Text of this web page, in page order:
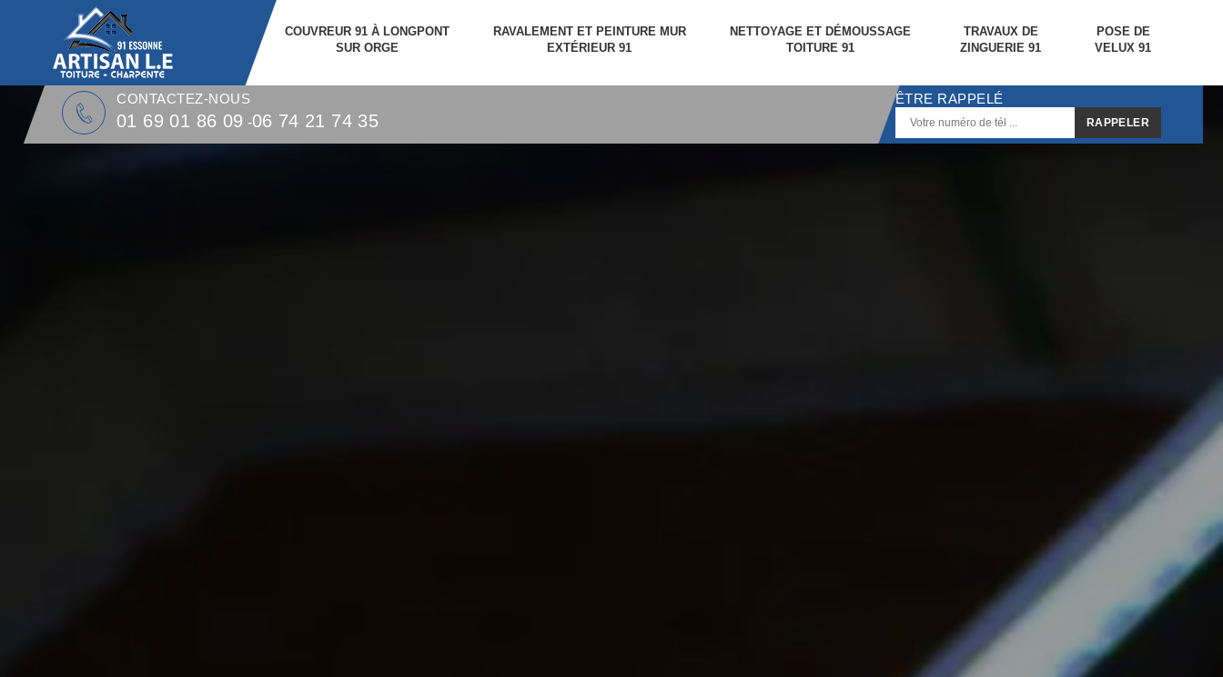
COUVREUR 91 À LONGPONT
SUR ORGE
RAVALEMENT ET PEINTURE MUR
EXTÉRIEUR 91
NETTOYAGE ET DÉMOUSSAGE
TOITURE 91
TRAVAUX DE
ZINGUERIE 91
POSE DE
VELUX 91
CONTACTEZ-NOUS
01 69 01 86 09 -06 74 21 74 35
ÊTRE RAPPELÉ